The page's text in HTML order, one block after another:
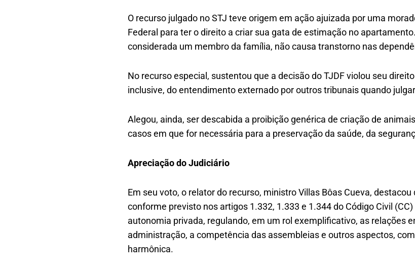
O recurso julgado no STJ teve origem em ação ajuizada por uma
Federal para ter o direito a criar sua gata de estimação no
considerada um membro da família, não causa transtorno nas
No recurso especial, sustentou que a decisão do TJDF violou seu
inclusive, do entendimento externado por outros tribunais quando
Alegou, ainda, ser descabida a proibição genérica de criação de
casos em que for necessária para a preservação da saúde, da
Apreciação do Judiciário
Em seu voto, o relator do recurso, ministro Villas Bôas Cueva,
conforme previsto nos artigos 1.332, 1.333 e 1.344 do Código Civil
autonomia privada, regulando, em um rol exemplificativo, as relações
administração, a competência das assembleias e outros aspectos,
harmônica.